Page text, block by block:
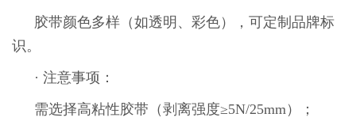
胶带颜色多样（如透明、彩色），可定制品牌标
识。
· 注意事项：
需选择高粘性胶带（剥离强度≥5N/25mm）；